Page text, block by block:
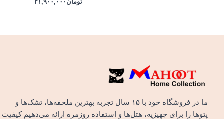
تومان ۲۱,۹۰۰,۰۰۰
ما در فروشگاه خود با ۱۵ سال تجربه بهترین ملحفه‌ها، تشک‌ها و
پتوها را برای جهیزیه، هتل‌ها و استفاده روزمره ارائه می‌دهیم کیفیت